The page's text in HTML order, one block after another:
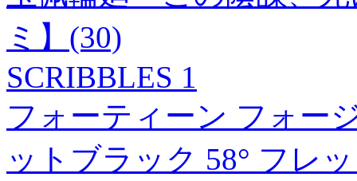
ミ】(30)
SCRIBBLES 1
フォーティーン フォー
ットブラック 58° フレ